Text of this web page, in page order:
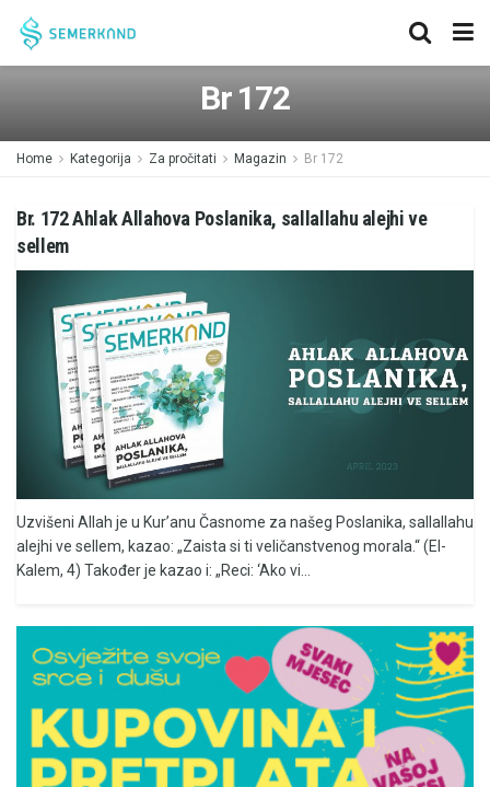
Br 172
Home Kategorija Za pročitati Magazin Br 172
Br. 172 Ahlak Allahova Poslanika, sallallahu alejhi ve
sellem
Uzvišeni Allah je u Kur’anu Časnome za našeg Poslanika, sallallahu
alejhi ve sellem, kazao: „Zaista si ti veličanstvenog morala.“ (El-
Kalem, 4) Također je kazao i: „Reci: ‘Ako vi...